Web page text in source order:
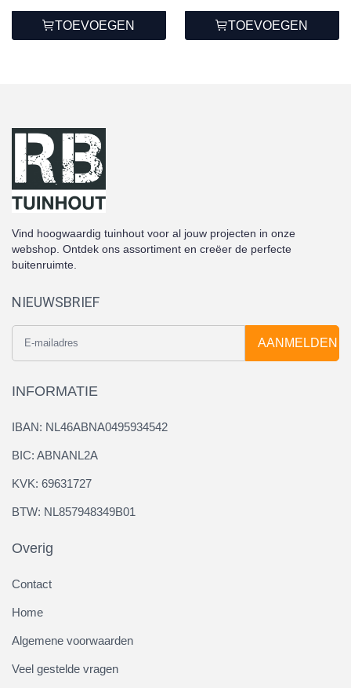
TOEVOEGEN TOEVOEGEN
Vind hoogwaardig tuinhout voor al jouw projecten in onze
webshop. Ontdek ons assortiment en creëer de perfecte
buitenruimte.
NIEUWSBRIEF
AANMELDEN
INFORMATIE
IBAN: NL46ABNA0495934542
BIC: ABNANL2A
KVK: 69631727
BTW: NL857948349B01
Overig
Contact
Home
Algemene voorwaarden
Veel gestelde vragen